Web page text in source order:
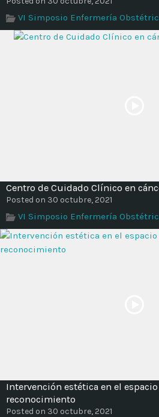
VI Simposio Enfermería
Centro de Cuidado Clínico en
Posted on 30 octubre, 2021
VI Simposio Enfermería
Intervención estética en el
reconocimiento
Posted on 30 octubre, 2021